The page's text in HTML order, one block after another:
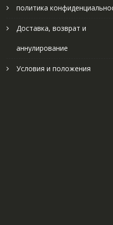
политика
Доставка, возврат и
аннулирование
Условия и положения